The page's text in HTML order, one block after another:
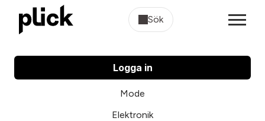
Sök
Logga in
Mode
Elektronik